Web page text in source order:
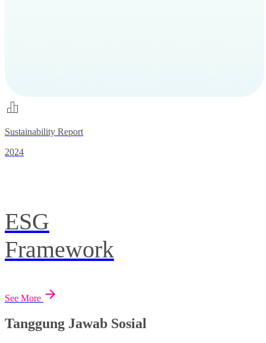
Sustainability Report
2024
ESG
Framework
See More
Tanggung Jawab Sosial